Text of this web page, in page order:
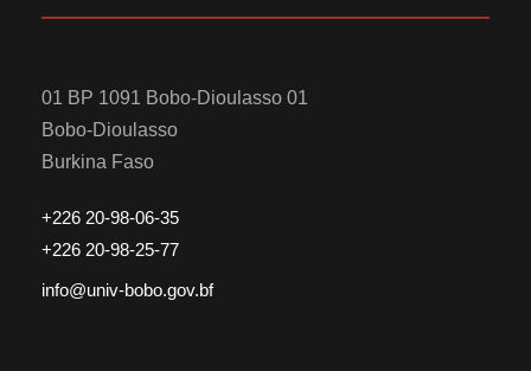
01 BP 1091 Bobo-Dioulasso 01
Bobo-Dioulasso
Burkina Faso
+226 20-98-06-35
+226 20-98-25-77
info@univ-bobo.gov.bf